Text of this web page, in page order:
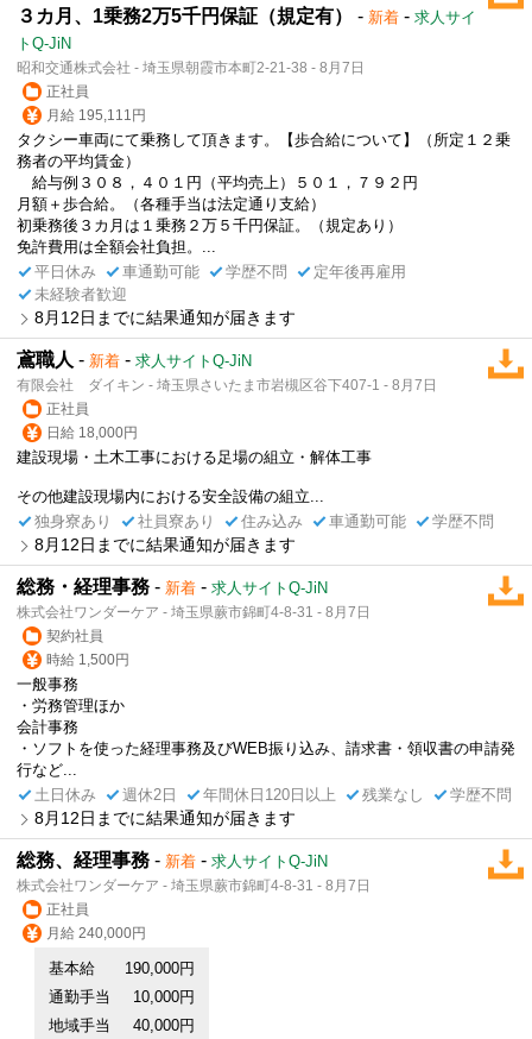
３カ月、1乗務2万5千円保証（規定有） - 新着 - 求人サイ
トQ-JiN
昭和交通株式会社 - 埼玉県朝霞市本町2-21-38 - 8月7日
正社員
月給 195,111円
タクシー車両にて乗務して頂きます。【歩合給について】（所定１２乗
務者の平均賃金）
給与例３０８，４０１円（平均売上）５０１，７９２円
月額＋歩合給。（各種手当は法定通り支給）
初乗務後３カ月は１乗務２万５千円保証。（規定あり）
免許費用は全額会社負担。...
平日休み
車通勤可能 学歴不問
定年後再雇用
未経験者歓迎
8月12日までに結果通知が届きます
鳶職人 - 新着 - 求人サイトQ-JiN
有限会社 ダイキン - 埼玉県さいたま市岩槻区谷下407-1 - 8月7日
正社員
日給 18,000円
建設現場・土木工事における足場の組立・解体工事
その他建設現場内における安全設備の組立...
独身寮あり
社員寮あり 住み込み 車通勤可能 学歴不問
8月12日までに結果通知が届きます
総務・経理事務 - 新着 - 求人サイトQ-JiN
株式会社ワンダーケア - 埼玉県蕨市錦町4-8-31 - 8月7日
契約社員
時給 1,500円
一般事務
・労務管理ほか
会計事務
・ソフトを使った経理事務及びWEB振り込み、請求書・領収書の申請発
行など...
土日休み
週休2日 年間休日120日以上 残業なし 学歴不問
8月12日までに結果通知が届きます
総務、経理事務 - 新着 - 求人サイトQ-JiN
株式会社ワンダーケア - 埼玉県蕨市錦町4-8-31 - 8月7日
正社員
月給 240,000円
基本給
190,000円
通勤手当
10,000円
地域手当
40,000円